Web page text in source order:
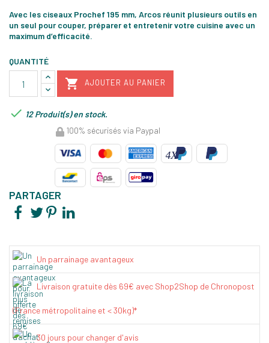
Avec les ciseaux Prochef 195 mm, Arcos réunit plusieurs outils en
un seul pour couper, préparer et entretenir votre cuisine avec un
maximum d’efficacité.
QUANTITÉ
 AJOUTER AU PANIER
 12 Produit(s) en stock.
100% sécurisés via Paypal
PARTAGER
Un parrainage avantageux
Livraison gratuite dès 69€ avec Shop2Shop de Chronopost
(France métropolitaine et < 30kg)*
30 jours pour changer d'avis